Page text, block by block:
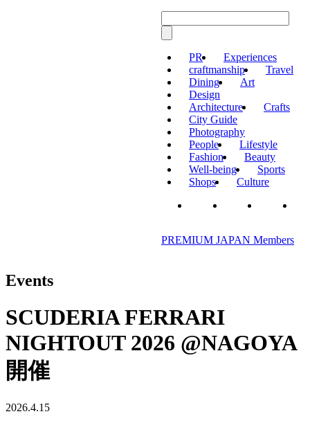
PR
Experiences
craftmanship
Travel
Dining
Art
Design
Architecture
Crafts
City Guide
Photography
People
Lifestyle
Fashion
Beauty
Well-being
Sports
Shops
Culture
PREMIUM JAPAN Members
Events
SCUDERIA FERRARI
NIGHTOUT 2026 @NAGOYA
開催
2026.4.15